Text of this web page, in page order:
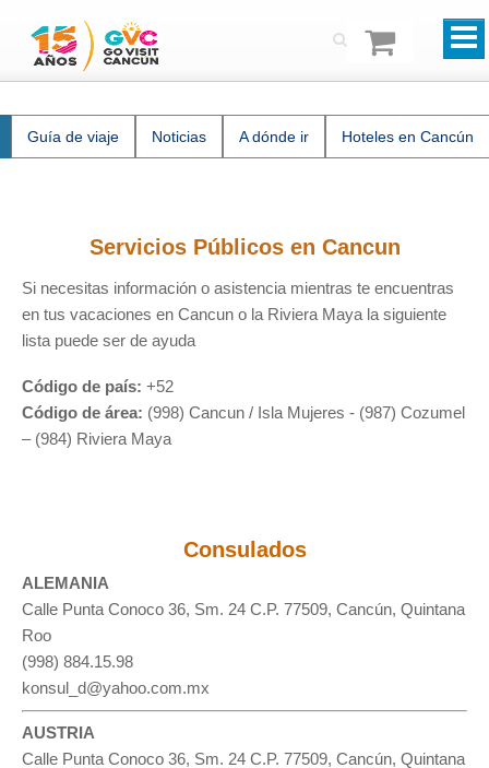
Guía de viaje Noticias A dónde ir Hoteles en Cancún
Servicios Públicos en Cancun
Si necesitas información o asistencia mientras te encuentras
en tus vacaciones en Cancun o la Riviera Maya la siguiente
lista puede ser de ayuda
Código de país: +52
Código de área: (998) Cancun / Isla Mujeres - (987) Cozumel
– (984) Riviera Maya
Consulados
ALEMANIA
Calle Punta Conoco 36, Sm. 24 C.P. 77509, Cancún, Quintana
Roo
(998) 884.15.98
konsul_d@yahoo.com.mx
AUSTRIA
Calle Punta Conoco 36, Sm. 24 C.P. 77509, Cancún, Quintana